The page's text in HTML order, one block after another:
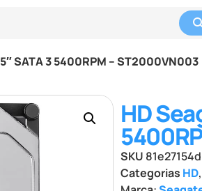
SATA 3 5400RPM – ST2000VN003
HD
SKU
Categorias HD,